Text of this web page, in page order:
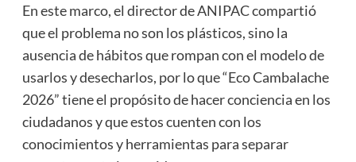
En este marco, el director de ANIPAC compartió
que el problema no son los plásticos, sino la
ausencia de hábitos que rompan con el modelo de
usarlos y desecharlos, por lo que “Eco Cambalache
2026” tiene el propósito de hacer conciencia en los
ciudadanos y que estos cuenten con los
conocimientos y herramientas para separar